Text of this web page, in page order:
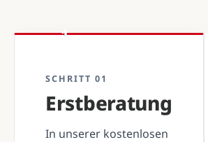
1
SCHRITT 01
Erstberatung
In unserer kostenlosen